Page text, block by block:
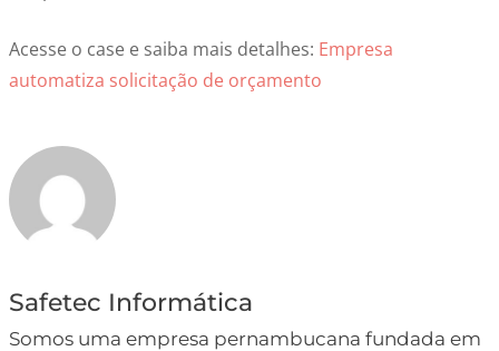
Acesse o case e saiba mais detalhes: Empresa
automatiza solicitação de orçamento
Safetec Informática
Somos uma empresa pernambucana fundada em